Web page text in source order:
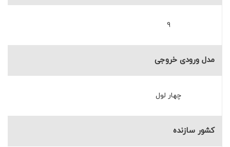
۹
مدل ورودی خروجی
چهار لول
کشور سازنده